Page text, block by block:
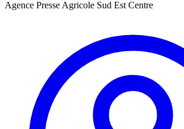
Agence Presse Agricole Sud Est Centre